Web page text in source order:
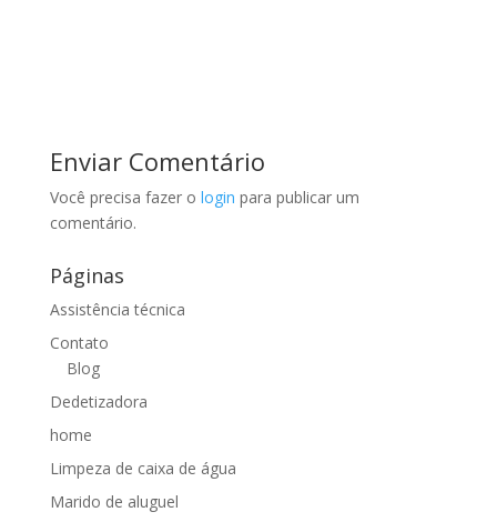
Enviar Comentário
Você precisa fazer o login para publicar um
comentário.
Páginas
Assistência técnica
Contato
Blog
Dedetizadora
home
Limpeza de caixa de água
Marido de aluguel